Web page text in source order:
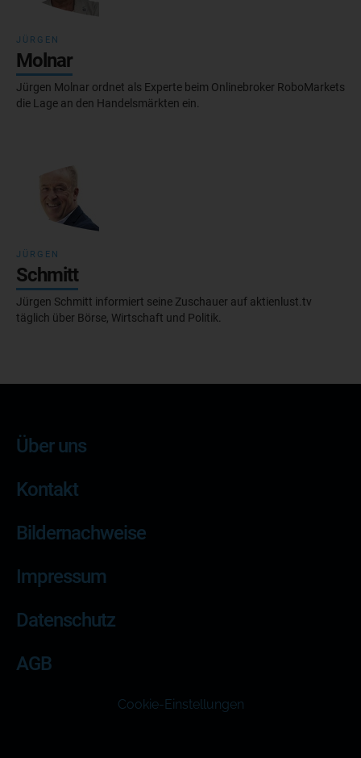
JÜRGEN
Molnar
Jürgen Molnar ordnet als Experte beim Onlinebroker RoboMarkets
die Lage an den Handelsmärkten ein.
JÜRGEN
Schmitt
Jürgen Schmitt informiert seine Zuschauer auf aktienlust.tv
täglich über Börse, Wirtschaft und Politik.
Über uns
Kontakt
Bildernachweise
Impressum
Datenschutz
AGB
Cookie-Einstellungen